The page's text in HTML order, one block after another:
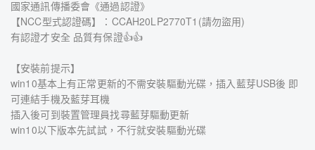
國家通訊傳播委會《通過認證》
【NCC型式認證碼】：CCAH20LP2770T1(請勿盜用)
有認證才安全 品質有保證👍👍
【安裝前提示】
win10基本上有正常更新的不需安裝驅動光碟，插入藍芽USB後 即
可連結手機及藍芽耳機
插入後可到裝置管理員找尋藍芽驅動更新
win10以下版本先試試，不行就安裝驅動光碟